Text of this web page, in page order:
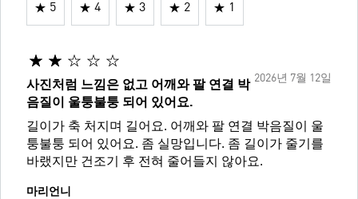
5 4 3 2 1
2026년 7월 12일
사진처럼 느낌은 없고 어깨와 팔 연결 박
음질이 울퉁불퉁 되어 있어요.
길이가 축 처지며 길어요. 어깨와 팔 연결 박음질이 울
퉁불퉁 되어 있어요. 좀 실망입니다. 좀 길이가 줄기를
바랬지만 건조기 후 전혀 줄어들지 않아요.
마리언니